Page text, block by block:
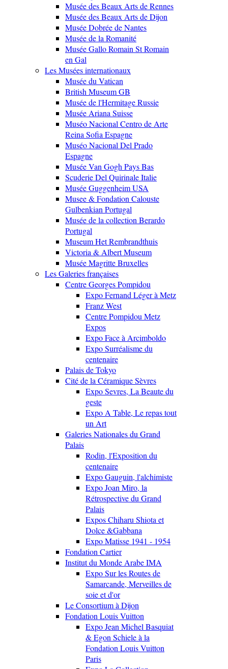
Musée des Beaux Arts de Rennes
Musée des Beaux Arts de Dijon
Musée Dobrée de Nantes
Musée de la Romanité
Musée Gallo Romain St Romain
en Gal
Les Musées internationaux
Musée du Vatican
British Museum GB
Musée de l'Hermitage Russie
Musée Ariana Suisse
Muséo Nacional Centro de Arte
Reina Sofia Espagne
Muséo Nacional Del Prado
Espagne
Musée Van Gogh Pays Bas
Scuderie Del Quirinale Italie
Musée Guggenheim USA
Musee & Fondation Calouste
Gulbenkian Portugal
Musée de la collection Berardo
Portugal
Museum Het Rembrandthuis
Victoria & Albert Museum
Musée Magritte Bruxelles
Les Galeries françaises
Centre Georges Pompidou
Expo Fernand Léger à Metz
Franz West
Centre Pompidou Metz
Expos
Expo Face à Arcimboldo
Expo Surréalisme du
centenaire
Palais de Tokyo
Cité de la Céramique Sèvres
Expo Sevres, La Beaute du
geste
Expo A Table, Le repas tout
un Art
Galeries Nationales du Grand
Palais
Rodin, l'Exposition du
centenaire
Expo Gauguin, l'alchimiste
Expo Joan Miro, la
Rétrospective du Grand
Palais
Expos Chiharu Shiota et
Dolce &Gabbana
Expo Matisse 1941 - 1954
Fondation Cartier
Institut du Monde Arabe IMA
Expo Sur les Routes de
Samarcande, Merveilles de
soie et d'or
Le Consortium à Dijon
Fondation Louis Vuitton
Expo Jean Michel Basquiat
& Egon Schiele à la
Fondation Louis Vuitton
Paris